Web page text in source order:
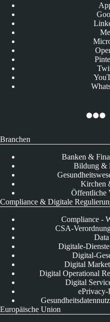
Branchen
Banken &
Bildung &
Kirchen
Öffentliche
Compliance & Digitale
Compliance -
CSA-
Digitale-
Digital-
Digital
Digital Operational
Digital
Europäische Union